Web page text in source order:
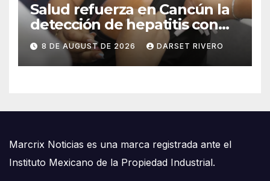
Salud refuerza en Cancún la
detección de hepatitis con
pruebas gratuitas y atención
médica
8 DE AUGUST DE 2026 DARSET RIVERO
Marcrix Noticias es una marca registrada ante el
Instituto Mexicano de la Propiedad Industrial.